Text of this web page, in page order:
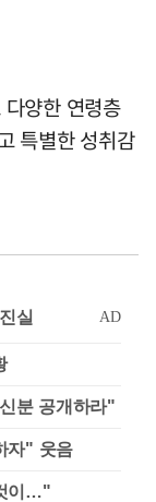
양한 연령층
특별한 성취감
분 공개하라"
자" 웃음
이…"